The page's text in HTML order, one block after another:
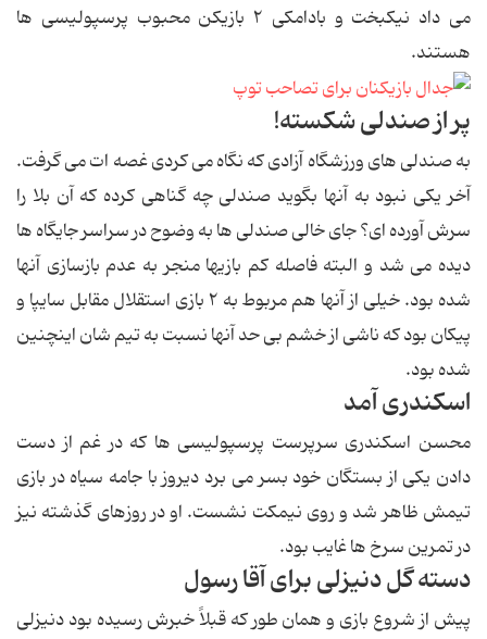
مى داد نیكبخت و بادامكى ۲ بازیكن محبوب پرسپولیسى ها
هستند.
پر از صندلى شكسته!
به صندلى هاى ورزشگاه آزادى كه نگاه مى كردى غصه ات مى گرفت.
آخر یكى نبود به آنها بگوید صندلى چه گناهى كرده كه آن بلا را
سرش آورده اى؟ جاى خالى صندلى ها به وضوح در سراسر جایگاه ها
دیده مى شد و البته فاصله كم بازیها منجر به عدم بازسازى آنها
شده بود. خیلى از آنها هم مربوط به ۲ بازى استقلال مقابل سایپا و
پیكان بود كه ناشى از خشم بى حد آنها نسبت به تیم شان اینچنین
شده بود.
اسكندرى آمد
محسن اسكندرى سرپرست پرسپولیسى ها كه در غم از دست
دادن یكى از بستگان خود بسر مى برد دیروز با جامه سیاه در بازى
تیمش ظاهر شد و روى نیمكت نشست. او در روزهاى گذشته نیز
در تمرین سرخ ها غایب بود.
دسته گل دنیزلى براى آقا رسول
پیش از شروع بازى و همان طور كه قبلاً خبرش رسیده بود دنیزلى